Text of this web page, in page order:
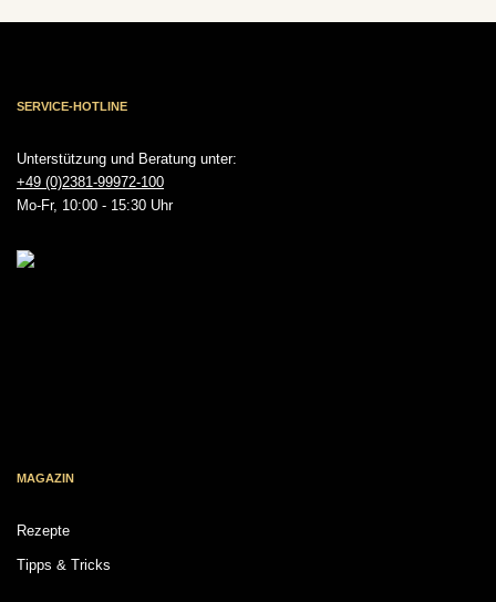
SERVICE-HOTLINE
Unterstützung und Beratung unter:
+49 (0)2381-99972-100
Mo-Fr, 10:00 - 15:30 Uhr
MAGAZIN
Rezepte
Tipps & Tricks